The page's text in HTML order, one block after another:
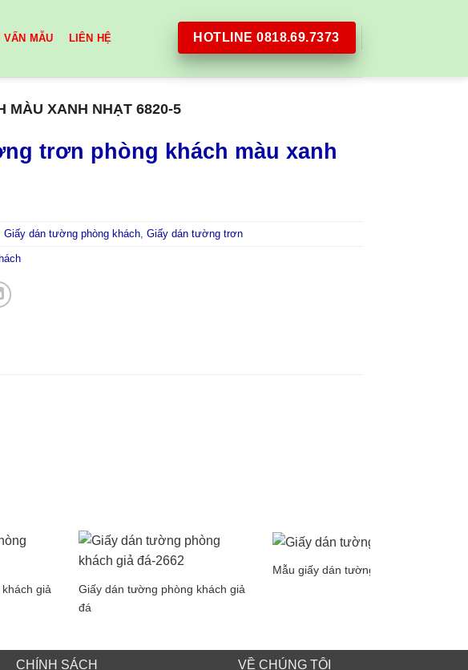
VẤN MẪU LIÊN HỆ HOTLINE 0818.69.7373
MÀU XANH NHẠT 6820-5
trơn phòng khách màu xanh
Giấy dán tường phòng khách, Giấy dán tường trơn
giả
Giấy dán tường phòng khách giả
đá
Mẫu giấy dán tường 3D đẹp
CHÍNH SÁCH VỀ CHÚNG TÔI